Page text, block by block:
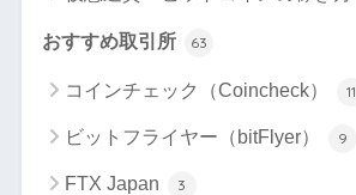
おすすめ取引所 63
コインチェック（Coincheck） 11
ビットフライヤー（bitFlyer） 9
FTX Japan 3